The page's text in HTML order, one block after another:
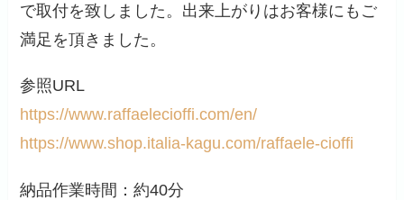
で取付を致しました。出来上がりはお客様にもご
満足を頂きました。
参照URL
https://www.raffaelecioffi.com/en/
https://www.shop.italia-kagu.com/raffaele-cioffi
納品作業時間：約40分